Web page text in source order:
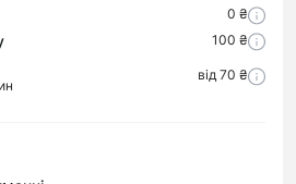
0 ₴
100 ₴
від 70 ₴